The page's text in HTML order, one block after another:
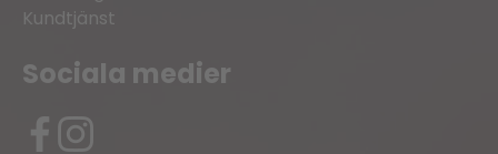
Kundtjänst
Sociala medier